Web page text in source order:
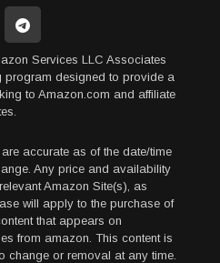
Services LLC Associates
program designed to provide a
to Amazon.com and affiliate
accurate as of the date/time
Any price and availability
Amazon Site(s), as
will apply to the purchase of
that appears on
from amazon. This content is
change or removal at any time.